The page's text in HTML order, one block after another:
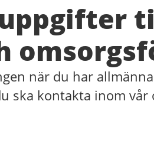
när du har
ska kontakta inom